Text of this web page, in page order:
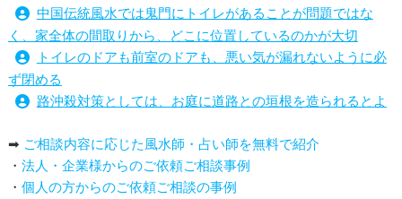
中国伝統風水では鬼門にトイレがあることが問題ではな
く、家全体の間取りから、どこに位置しているのかが大切
トイレのドアも前室のドアも、悪い気が漏れないように必
ず閉める
路沖殺対策としては、お庭に道路との垣根を造られるとよ
庭を広げると路沖殺（ろちゅうさつ）は防げますか？
トイレ前室のドアの開け閉めについて
増築して家相の中心軸が変わると、鬼門の方角にあるトイ
➡ ご相談内容に応じた風水師・占い師を無料で紹介
・ 法人・企業様からのご依頼ご相談事例
・ 個人の方からのご依頼ご相談の事例